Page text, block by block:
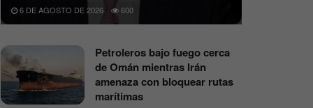
6 DE AGOSTO DE 2026 600
Petroleros bajo fuego cerca
de Omán mientras Irán
amenaza con bloquear rutas
marítimas